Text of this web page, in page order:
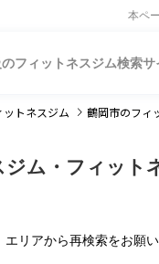
本ペ
のフィットネスジム検索サ
ットネスジム 鶴岡市のフィ
ム・フィット
リアから再検索をお願い